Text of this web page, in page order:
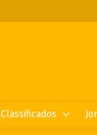
Classificados